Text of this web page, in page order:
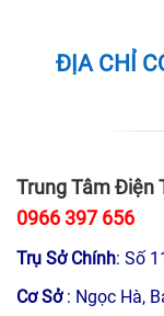
ĐỊA CHỈ
Trung Tâm Điện
0966 397 656
Trụ Sở Chính: Số
Cơ Sở : Ngọc Hà,